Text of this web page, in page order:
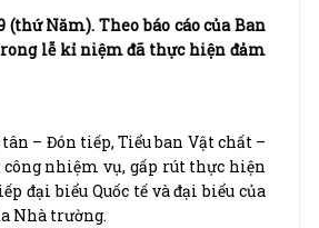
Năm). Theo báo cáo của Ban
lễ kỉ niệm đã thực hiện đảm
– Đón tiếp, Tiểu ban Vật chất –
nhiệm vụ, gấp rút thực hiện
đại biểu Quốc tế và đại biểu của
Nhà trường.